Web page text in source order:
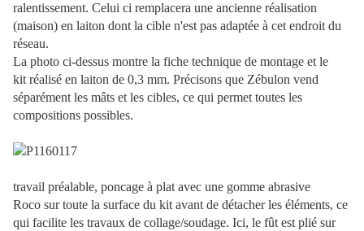
ralentissement. Celui ci remplacera une ancienne réalisation
(maison) en laiton dont la cible n'est pas adaptée à cet endroit du
réseau.
La photo ci-dessus montre la fiche technique de montage et le
kit réalisé en laiton de 0,3 mm. Précisons que Zébulon vend
séparément les mâts et les cibles, ce qui permet toutes les
compositions possibles.
travail préalable, poncage à plat avec une gomme abrasive
Roco sur toute la surface du kit avant de détacher les éléments, ce
qui facilite les travaux de collage/soudage. Ici, le fût est plié sur